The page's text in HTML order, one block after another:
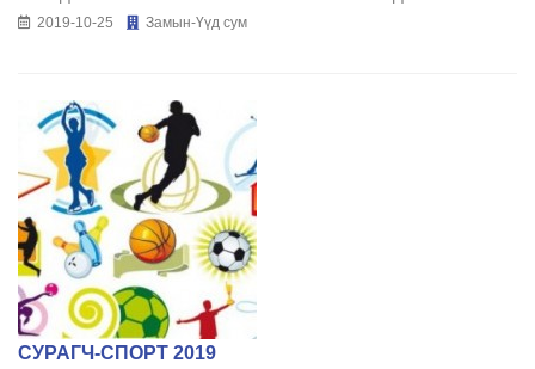
2019-10-25 Замын-Үүд сум
СУРАГЧ-СПОРТ 2019